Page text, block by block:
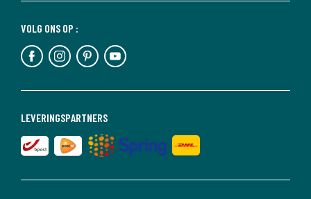
LEVERINGSPARTNERS
VOLG ONS OP :